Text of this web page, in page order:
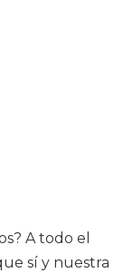
A todo el
sí y nuestra